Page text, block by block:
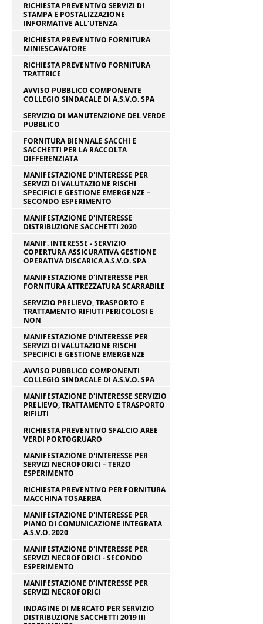
RICHIESTA PREVENTIVO SERVIZI DI
STAMPA E POSTALIZZAZIONE
INFORMATIVE ALL'UTENZA
RICHIESTA PREVENTIVO FORNITURA
MINIESCAVATORE
RICHIESTA PREVENTIVO FORNITURA
TRATTRICE
AVVISO PUBBLICO COMPONENTE
COLLEGIO SINDACALE DI A.S.V.O. SPA
SERVIZIO DI MANUTENZIONE DEL VERDE
PUBBLICO
FORNITURA BIENNALE SACCHI E
SACCHETTI PER LA RACCOLTA
DIFFERENZIATA
MANIFESTAZIONE D'INTERESSE PER
SERVIZI DI VALUTAZIONE RISCHI
SPECIFICI E GESTIONE EMERGENZE –
SECONDO ESPERIMENTO
MANIFESTAZIONE D'INTERESSE
DISTRIBUZIONE SACCHETTI 2020
MANIF. INTERESSE - SERVIZIO
COPERTURA ASSICURATIVA GESTIONE
OPERATIVA DISCARICA A.S.V.O. SPA
MANIFESTAZIONE D'INTERESSE PER
FORNITURA ATTREZZATURA SCARRABILE
SERVIZIO PRELIEVO, TRASPORTO E
TRATTAMENTO RIFIUTI PERICOLOSI E
NON
MANIFESTAZIONE D'INTERESSE PER
SERVIZI DI VALUTAZIONE RISCHI
SPECIFICI E GESTIONE EMERGENZE
AVVISO PUBBLICO COMPONENTI
COLLEGIO SINDACALE DI A.S.V.O. SPA
MANIFESTAZIONE D'INTERESSE SERVIZIO
PRELIEVO, TRATTAMENTO E TRASPORTO
RIFIUTI
RICHIESTA PREVENTIVO SFALCIO AREE
VERDI PORTOGRUARO
MANIFESTAZIONE D'INTERESSE PER
SERVIZI NECROFORICI – TERZO
ESPERIMENTO
RICHIESTA PREVENTIVO PER FORNITURA
MACCHINA TOSAERBA
MANIFESTAZIONE D'INTERESSE PER
PIANO DI COMUNICAZIONE INTEGRATA
A.S.V.O. 2020
MANIFESTAZIONE D'INTERESSE PER
SERVIZI NECROFORICI - SECONDO
ESPERIMENTO
MANIFESTAZIONE D’INTERESSE PER
SERVIZI NECROFORICI
INDAGINE DI MERCATO PER SERVIZIO
DISTRIBUZIONE SACCHETTI 2019 III